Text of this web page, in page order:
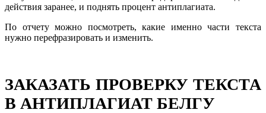
действия заранее, и поднять процент антиплагиата.
По отчету можно посмотреть, какие именно части текста
нужно перефразировать и изменить.
ЗАКАЗАТЬ ПРОВЕРКУ ТЕКСТА
В АНТИПЛАГИАТ БЕЛГУ